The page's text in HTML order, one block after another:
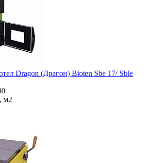
Dragon (Драгон) Bioten Sbe 17/ Sble
м2